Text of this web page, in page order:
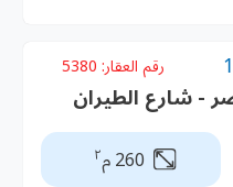
رقم العقار: 5380
- شارع الطيران
260 م ٢